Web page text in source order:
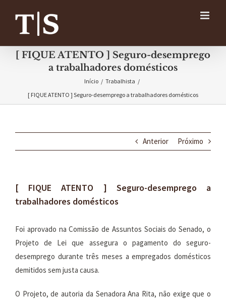
conteúdo
[ FIQUE ATENTO ] Seguro-desemprego
a trabalhadores domésticos
Início / Trabalhista /
[ FIQUE ATENTO ] Seguro-desemprego a trabalhadores domésticos
Anterior Próximo
[ FIQUE ATENTO ] Seguro-desemprego a
trabalhadores domésticos
Foi aprovado na Comissão de Assuntos Sociais do Senado, o
Projeto de Lei que assegura o pagamento do seguro-
desemprego durante três meses a empregados domésticos
demitidos sem justa causa.
O Projeto, de autoria da Senadora Ana Rita, não exige que o